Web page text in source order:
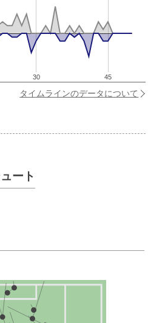
30 45
タイムラインのデータについて
ート